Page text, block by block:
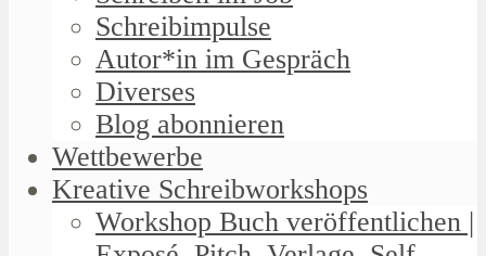
Schreibimpulse
Autor*in im Gespräch
Diverses
Blog abonnieren
Wettbewerbe
Kreative Schreibworkshops
Workshop Buch veröffentlichen |